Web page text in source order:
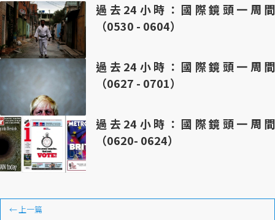
過去24小時：國際鏡頭一周間
（0530 - 0604）
過去24小時：國際鏡頭一周間
（0627 - 0701）
過去24小時：國際鏡頭一周間
（0620- 0624）
← 上一篇